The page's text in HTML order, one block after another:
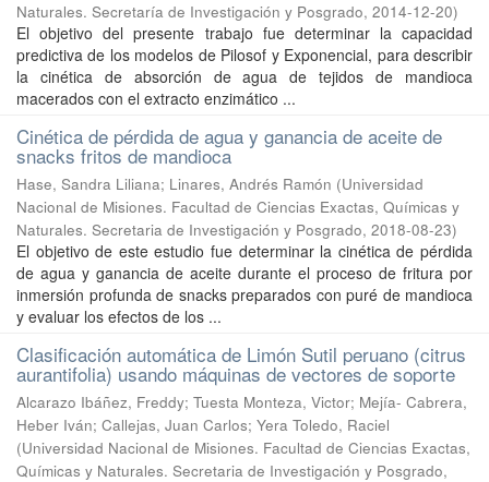
Naturales. Secretaría de Investigación y Posgrado, 2014-12-20)
El objetivo del presente trabajo fue determinar la capacidad
predictiva de los modelos de Pilosof y Exponencial, para describir
la cinética de absorción de agua de tejidos de mandioca
macerados con el extracto enzimático ...
Cinética de pérdida de agua y ganancia de aceite de
snacks fritos de mandioca
Hase, Sandra Liliana; Linares, Andrés Ramón (Universidad
Nacional de Misiones. Facultad de Ciencias Exactas, Químicas y
Naturales. Secretaria de Investigación y Posgrado, 2018-08-23)
El objetivo de este estudio fue determinar la cinética de pérdida
de agua y ganancia de aceite durante el proceso de fritura por
inmersión profunda de snacks preparados con puré de mandioca
y evaluar los efectos de los ...
Clasificación automática de Limón Sutil peruano (citrus
aurantifolia) usando máquinas de vectores de soporte
Alcarazo Ibáñez, Freddy; Tuesta Monteza, Victor; Mejía- Cabrera,
Heber Iván; Callejas, Juan Carlos; Yera Toledo, Raciel
(Universidad Nacional de Misiones. Facultad de Ciencias Exactas,
Químicas y Naturales. Secretaria de Investigación y Posgrado,